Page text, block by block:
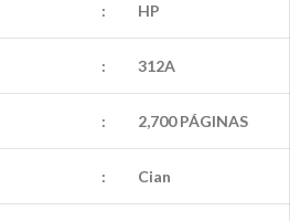
: HP
: 312A
: 2,700 PÁGINAS
: Cian